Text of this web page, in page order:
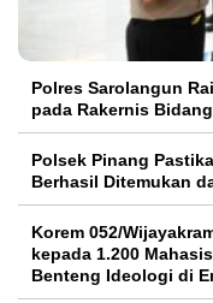
Polres Sarolangun
pada Rakernis
Polsek Pinang
Berhasil Ditemukan
Korem 052/
kepada 1.200
Benteng Ideologi di